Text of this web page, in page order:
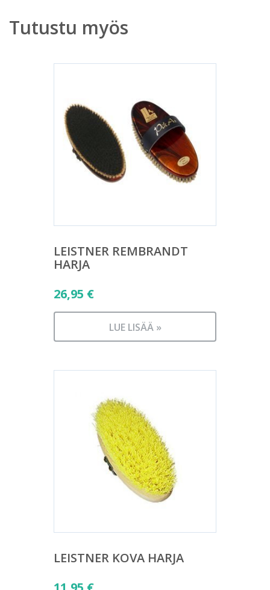
Tutustu myös
LEISTNER REMBRANDT
HARJA
26,95 €
LUE LISÄÄ »
LEISTNER KOVA HARJA